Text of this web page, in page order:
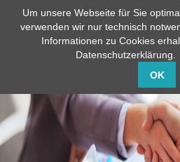
info@capito-gmbh.de 02735
Um unsere Webseite für Sie
verwenden wir nur technisch
Informationen zu Cookies
Datenschutzerklärung.
OK